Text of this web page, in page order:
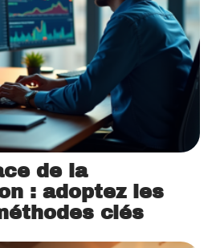
de la
: adoptez les
clés